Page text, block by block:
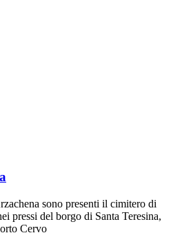
sono presenti il cimitero di
pressi del borgo di Santa Teresina,
Cervo